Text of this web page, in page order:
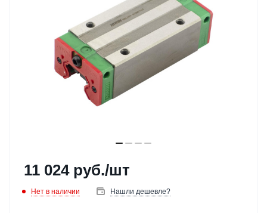
11 024руб./шт
Нет в наличии Нашли дешевле?